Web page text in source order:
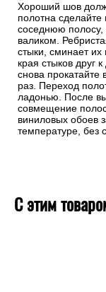
Хороший шов
полотна
соседнюю полосу,
валиком.
стыки, сминает
края стыков друг
снова прокатайте
раз. Переход
ладонью. После
совмещение
виниловых обоев
температуре, без
С этим